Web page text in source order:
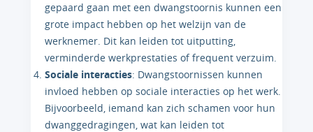
gepaard gaan met een dwangstoornis kunnen een
grote impact hebben op het welzijn van de
werknemer. Dit kan leiden tot uitputting,
verminderde werkprestaties of frequent verzuim.
Sociale interacties: Dwangstoornissen kunnen
invloed hebben op sociale interacties op het werk.
Bijvoorbeeld, iemand kan zich schamen voor hun
dwanggedragingen, wat kan leiden tot